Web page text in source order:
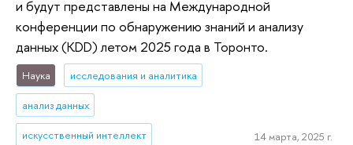
и будут представлены на Международной
конференции по обнаружению знаний и анализу
данных (KDD) летом 2025 года в Торонто.
Наука исследования и аналитика
анализ данных
искусственный интеллект 14 марта, 2025 г.